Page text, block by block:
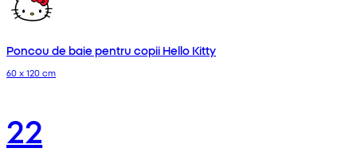
Poncou de baie pentru copii Hello Kitty
60 x 120 cm
22